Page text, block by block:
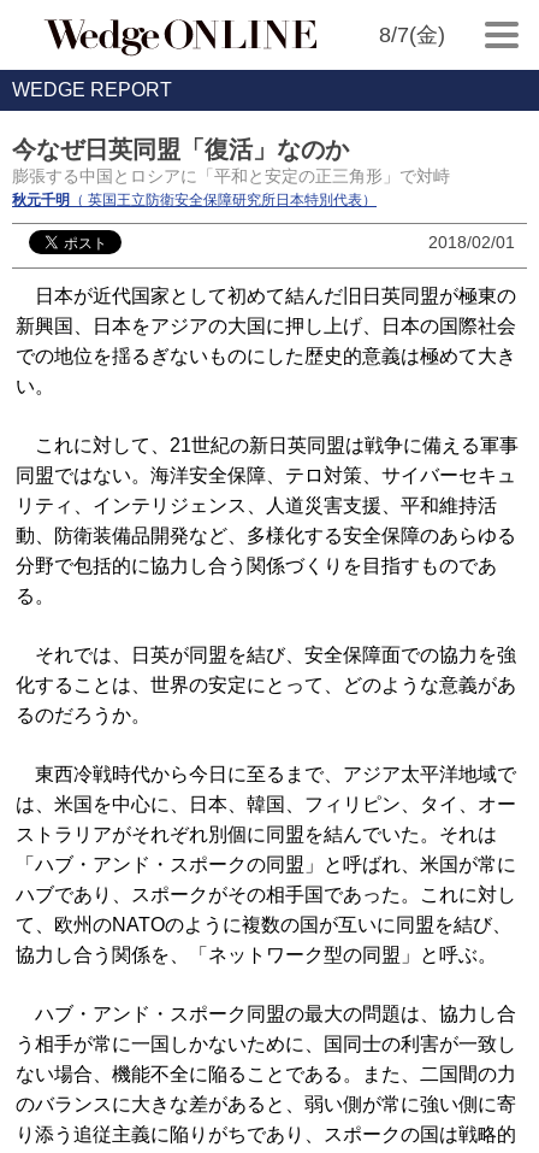
8/7(金)
WEDGE REPORT
今なぜ日英同盟「復活」なのか
膨張する中国とロシアに「平和と安定の正三角形」で対峙
秋元千明 （ 英国王立防衛安全保障研究所日本特別代表）
2018/02/01
日本が近代国家として初めて結んだ旧日英同盟が極東の
新興国、日本をアジアの大国に押し上げ、日本の国際社会
での地位を揺るぎないものにした歴史的意義は極めて大き
い。
これに対して、21世紀の新日英同盟は戦争に備える軍事
同盟ではない。海洋安全保障、テロ対策、サイバーセキュ
リティ、インテリジェンス、人道災害支援、平和維持活
動、防衛装備品開発など、多様化する安全保障のあらゆる
分野で包括的に協力し合う関係づくりを目指すものであ
る。
それでは、日英が同盟を結び、安全保障面での協力を強
化することは、世界の安定にとって、どのような意義があ
るのだろうか。
東西冷戦時代から今日に至るまで、アジア太平洋地域で
は、米国を中心に、日本、韓国、フィリピン、タイ、オー
ストラリアがそれぞれ別個に同盟を結んでいた。それは
「ハブ・アンド・スポークの同盟」と呼ばれ、米国が常に
ハブであり、スポークがその相手国であった。これに対し
て、欧州のNATOのように複数の国が互いに同盟を結び、
協力し合う関係を、「ネットワーク型の同盟」と呼ぶ。
ハブ・アンド・スポーク同盟の最大の問題は、協力し合
う相手が常に一国しかないために、国同士の利害が一致し
ない場合、機能不全に陥ることである。また、二国間の力
のバランスに大きな差があると、弱い側が常に強い側に寄
り添う追従主義に陥りがちであり、スポークの国は戦略的